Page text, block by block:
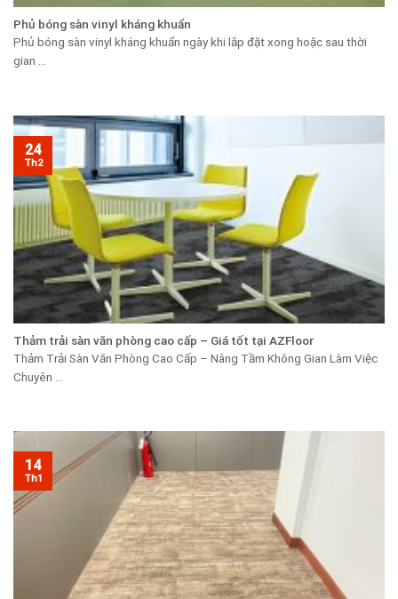
Phủ bóng sàn vinyl kháng khuẩn
Phủ bóng sàn vinyl kháng khuẩn ngày khi lắp đặt xong hoặc sau thời
gian ...
Thảm trải sàn văn phòng cao cấp – Giá tốt tại AZFloor
Thảm Trải Sàn Văn Phòng Cao Cấp – Nâng Tầm Không Gian Làm Việc
Chuyên ...
24
Th2
14
Th1